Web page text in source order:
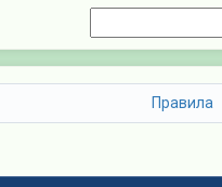
Правила